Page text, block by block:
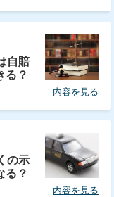
自賠
る？
内容を見る
の示
る？
内容を見る